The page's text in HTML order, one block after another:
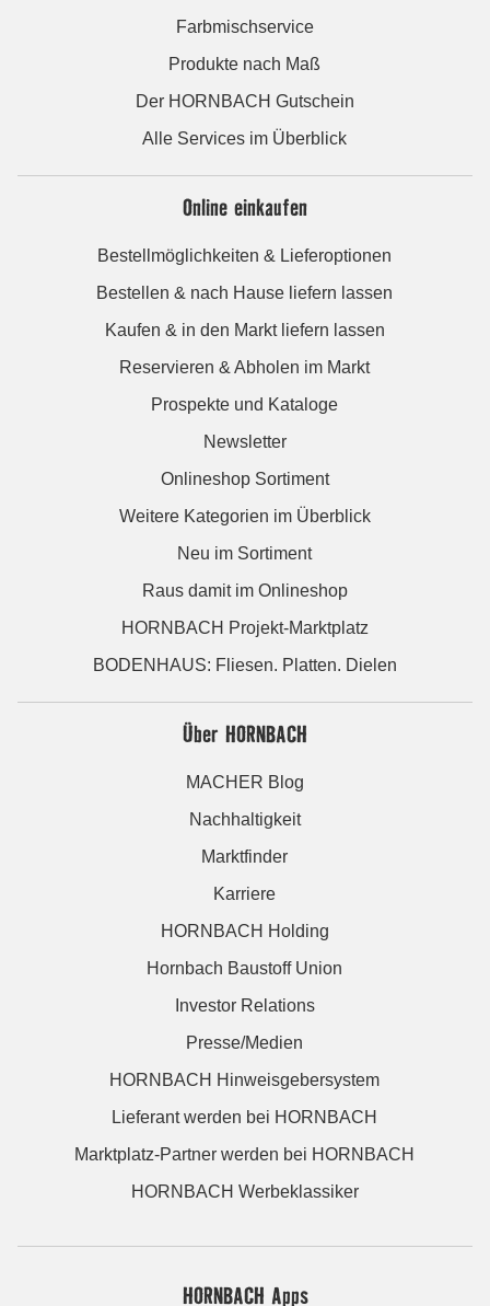
Farbmischservice
Produkte nach Maß
Der HORNBACH Gutschein
Alle Services im Überblick
Online einkaufen
Bestellmöglichkeiten & Lieferoptionen
Bestellen & nach Hause liefern lassen
Kaufen & in den Markt liefern lassen
Reservieren & Abholen im Markt
Prospekte und Kataloge
Newsletter
Onlineshop Sortiment
Weitere Kategorien im Überblick
Neu im Sortiment
Raus damit im Onlineshop
HORNBACH Projekt-Marktplatz
BODENHAUS: Fliesen. Platten. Dielen
Über HORNBACH
MACHER Blog
Nachhaltigkeit
Marktfinder
Karriere
HORNBACH Holding
Hornbach Baustoff Union
Investor Relations
Presse/Medien
HORNBACH Hinweisgebersystem
Lieferant werden bei HORNBACH
Marktplatz-Partner werden bei HORNBACH
HORNBACH Werbeklassiker
HORNBACH Apps